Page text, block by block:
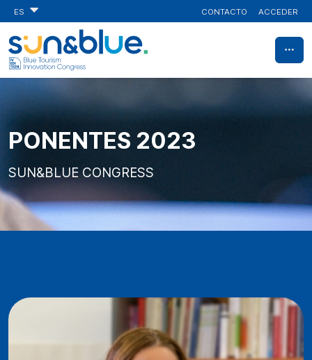
ES CONTACTO ACCEDER
PONENTES 2023
SUN&BLUE CONGRESS